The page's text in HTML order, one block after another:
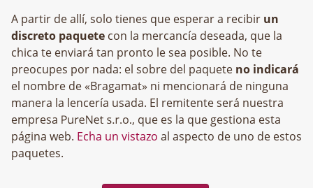
A partir de allí, solo tienes que esperar a recibir un
discreto paquete con la mercancía deseada, que la
chica te enviará tan pronto le sea posible. No te
preocupes por nada: el sobre del paquete no indicará
el nombre de «Bragamat» ni mencionará de ninguna
manera la lencería usada. El remitente será nuestra
empresa
, que es la que gestiona esta
página web. Echa un vistazo al aspecto de uno de estos
paquetes.